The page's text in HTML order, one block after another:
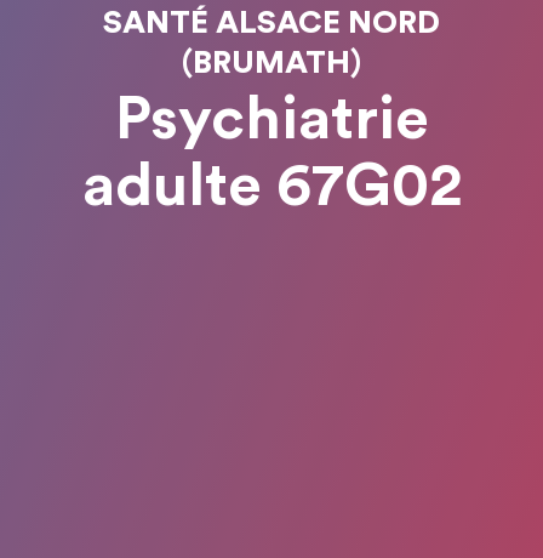
SANTÉ ALSACE NORD
(BRUMATH)
Psychiatrie
adulte 67G02